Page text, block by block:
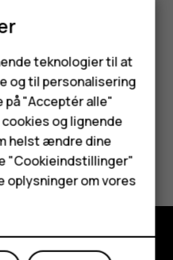
Dato og tid
teknologier til at
og til personalisering
på "Acceptér alle"
og lignende
helst ændre dine
"Cookieindstillinger"
oplysninger om vores